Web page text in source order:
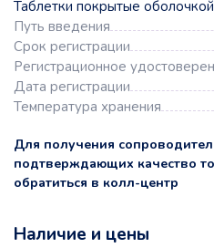
Таблетки покрытые
Путь введения
Срок регистрации
Регистрационное
Дата регистрации
Температура хранения
Для получения
подтверждающих качество
обратиться в колл-центр
Наличие и цены